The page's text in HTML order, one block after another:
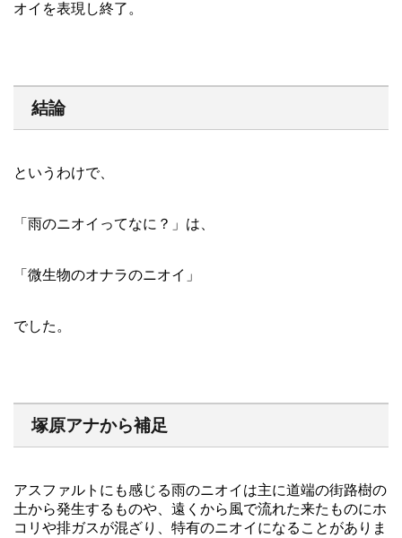
オイを表現し終了。
結論
というわけで、
「雨のニオイってなに？」は、
「微生物のオナラのニオイ」
でした。
塚原アナから補足
アスファルトにも感じる雨のニオイは主に道端の街路樹の
土から発生するものや、遠くから風で流れた来たものにホ
コリや排ガスが混ざり、特有のニオイになることがありま